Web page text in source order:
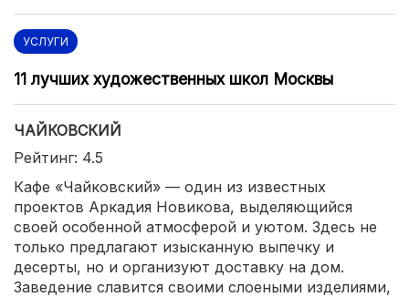
УСЛУГИ
11 лучших художественных школ Москвы
ЧАЙКОВСКИЙ
Рейтинг: 4.5
Кафе «Чайковский» — один из известных
проектов Аркадия Новикова, выделяющийся
своей особенной атмосферой и уютом. Здесь не
только предлагают изысканную выпечку и
десерты, но и организуют доставку на дом.
Заведение славится своими слоеными изделиями,